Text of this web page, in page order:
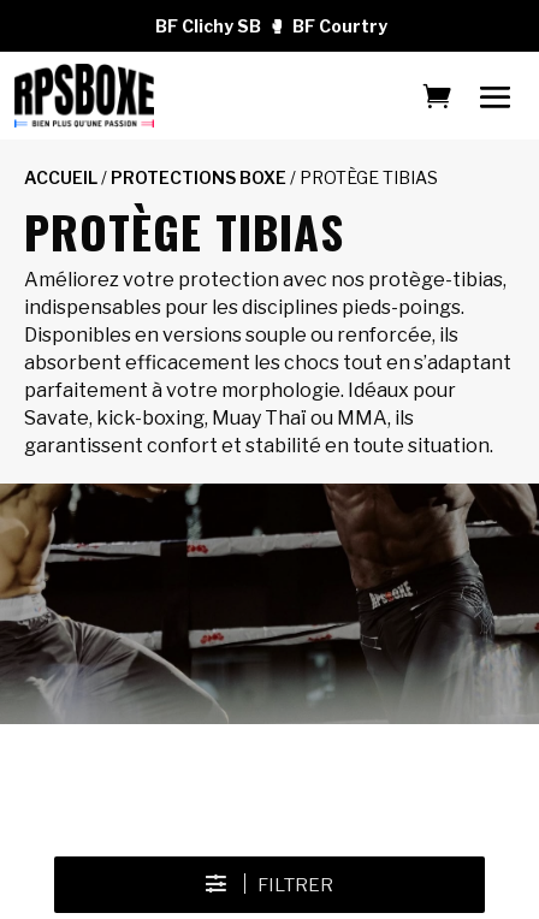
BF Clichy SB 🥊 BF Courtry
ACCUEIL/ PROTECTIONS BOXE / PROTÈGE TIBIAS
PROTÈGE TIBIAS
Améliorez votre protection avec nos protège-tibias,
indispensables pour les disciplines pieds-poings.
Disponibles en versions souple ou renforcée, ils
absorbent efficacement les chocs tout en s’adaptant
parfaitement à votre morphologie. Idéaux pour
Savate, kick-boxing, Muay Thaï ou MMA, ils
garantissent confort et stabilité en toute situation.
FILTRER